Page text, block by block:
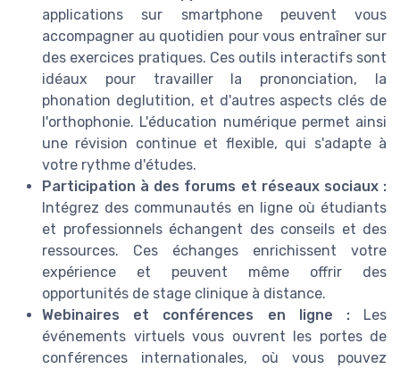
applications sur smartphone peuvent vous
accompagner au quotidien pour vous entraîner sur
des exercices pratiques. Ces outils interactifs sont
idéaux pour travailler la prononciation, la
phonation deglutition, et d'autres aspects clés de
l'orthophonie. L'éducation numérique permet ainsi
une révision continue et flexible, qui s'adapte à
votre rythme d'études.
Participation à des forums et réseaux sociaux :
Intégrez des communautés en ligne où étudiants
et professionnels échangent des conseils et des
ressources. Ces échanges enrichissent votre
expérience et peuvent même offrir des
opportunités de stage clinique à distance.
Webinaires et conférences en ligne :Les
événements virtuels vous ouvrent les portes de
conférences internationales, où vous pouvez